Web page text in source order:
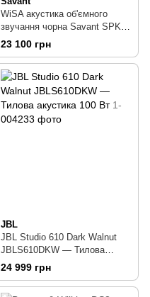
WiSA акустика об'ємного
звучання чорна Savant SPK-
SUR3WSB
23 100 грн
JBL
JBL Studio 610 Dark Walnut
JBLS610DKW — Тилова
акустика 100 Вт
24 999 грн